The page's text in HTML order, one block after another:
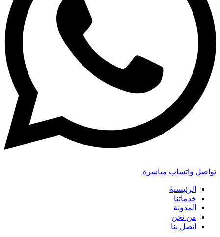
تواصل واتساب مباشرة
الرئيسية
خدماتنا
المدونة
من نحن
اتصل بنا